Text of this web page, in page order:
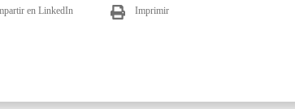
en LinkedIn Imprimir